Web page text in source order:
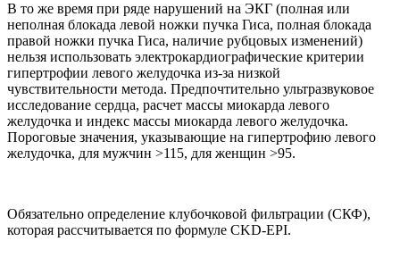
В то же время при ряде нарушений на ЭКГ (полная или
неполная блокада левой ножки пучка Гиса, полная блокада
правой ножки пучка Гиса, наличие рубцовых изменений)
нельзя использовать электрокардиографические критерии
гипертрофии левого желудочка из-за низкой
чувствительности метода. Предпочтительно ультразвуковое
исследование сердца, расчет массы миокарда левого
желудочка и индекс массы миокарда левого желудочка.
Пороговые значения, указывающие на гипертрофию левого
желудочка, для мужчин >115, для женщин >95.
Обязательно определение клубочковой фильтрации (СКФ),
которая рассчитывается по формуле СKD-EPI.